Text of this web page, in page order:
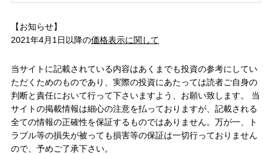
【お知らせ】
2021年4月1日以降の価格表示に関して
当サイトに記載されている内容はあくまでも投資の参考にしてい
ただくためのものであり、実際の投資にあたっては読者ご自身の
判断と責任において行って下さいますよう、お願い致します。 当
サイトの掲載情報は細心の注意を払っておりますが、記載される
全ての情報の正確性を保証するものではありません。万が一、ト
ラブル等の損失が被っても損害等の保証は一切行っておりません
ので、予めご了承下さい。